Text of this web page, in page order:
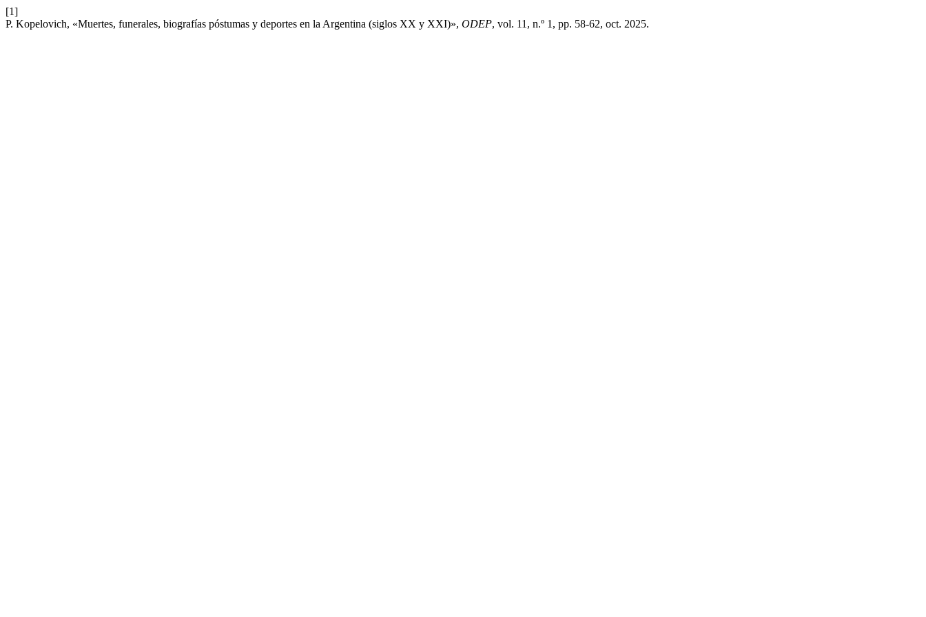
[1]
P. Kopelovich, «Muertes, funerales, biografías póstumas y deportes en la Argentina (siglos XX y XXI)», ODEP, vol. 11, n.º 1, pp. 58-62, oct. 2025.